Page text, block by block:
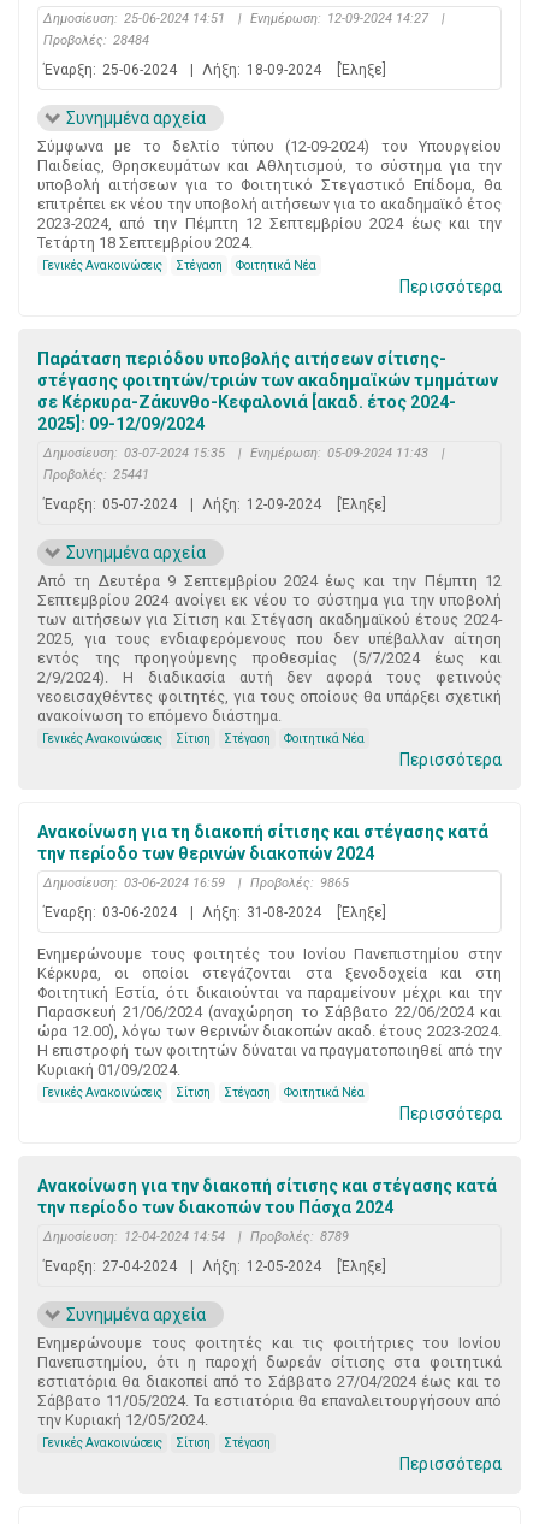
Δημοσίευση: 25-06-2024 14:51 | Ενημέρωση: 12-09-2024 14:27
|
Προβολές: 28484
Έναρξη: 25-06-2024 Λήξη: 18-09-2024 [Έληξε]
Συνημμένα αρχεία
Σύμφωνα με το δελτίο τύπου (12-09-2024) του Υπουργείου
Παιδείας, Θρησκευμάτων και Αθλητισμού, το σύστημα για την
υποβολή αιτήσεων για το Φοιτητικό Στεγαστικό Επίδομα, θα
επιτρέπει εκ νέου την υποβολή αιτήσεων για το ακαδημαϊκό έτος
2023-2024, από την Πέμπτη 12 Σεπτεμβρίου 2024 έως και την
Τετάρτη 18 Σεπτεμβρίου 2024.
Γενικές Ανακοινώσεις Στέγαση Φοιτητικά Νέα
Περισσότερα
Παράταση περιόδου υποβολής αιτήσεων σίτισης-
στέγασης φοιτητών/τριών των ακαδημαϊκών τμημάτων
σε Κέρκυρα-Ζάκυνθο-Κεφαλονιά [ακαδ. έτος 2024-
2025]: 09-12/09/2024
Δημοσίευση: 03-07-2024 15:35 | Ενημέρωση: 05-09-2024 11:43
|
Προβολές: 25441
Έναρξη: 05-07-2024 Λήξη: 12-09-2024 [Έληξε]
Συνημμένα αρχεία
Από τη Δευτέρα 9 Σεπτεμβρίου 2024 έως και την Πέμπτη 12
Σεπτεμβρίου 2024 ανοίγει εκ νέου το σύστημα για την υποβολή
των αιτήσεων για Σίτιση και Στέγαση ακαδημαϊκού έτους 2024-
2025, για τους ενδιαφερόμενους που δεν υπέβαλλαν αίτηση
εντός της προηγούμενης προθεσμίας (5/7/2024 έως και
2/9/2024). Η διαδικασία αυτή δεν αφορά τους φετινούς
νεοεισαχθέντες φοιτητές, για τους οποίους θα υπάρξει σχετική
ανακοίνωση το επόμενο διάστημα.
Γενικές Ανακοινώσεις Σίτιση Στέγαση Φοιτητικά Νέα
Περισσότερα
Ανακοίνωση για τη διακοπή σίτισης και στέγασης κατά
την περίοδο των θερινών διακοπών 2024
Δημοσίευση: 03-06-2024 16:59 | Προβολές: 9865
Έναρξη: 03-06-2024 Λήξη: 31-08-2024 [Έληξε]
Ενημερώνουμε τους φοιτητές του Ιονίου Πανεπιστημίου στην
Κέρκυρα, οι οποίοι στεγάζονται στα ξενοδοχεία και στη
Φοιτητική Εστία, ότι δικαιούνται να παραμείνουν μέχρι και την
Παρασκευή 21/06/2024 (αναχώρηση το Σάββατο 22/06/2024 και
ώρα 12.00), λόγω των θερινών διακοπών ακαδ. έτους 2023-2024.
Η επιστροφή των φοιτητών δύναται να πραγματοποιηθεί από την
Κυριακή 01/09/2024.
Γενικές Ανακοινώσεις Σίτιση Στέγαση Φοιτητικά Νέα
Περισσότερα
Ανακοίνωση για την διακοπή σίτισης και στέγασης κατά
την περίοδο των διακοπών του Πάσχα 2024
Δημοσίευση: 12-04-2024 14:54 | Προβολές: 8789
Έναρξη: 27-04-2024 Λήξη: 12-05-2024 [Έληξε]
Συνημμένα αρχεία
Ενημερώνουμε τους φοιτητές και τις φοιτήτριες του Ιονίου
Πανεπιστημίου, ότι η παροχή δωρεάν σίτισης στα φοιτητικά
εστιατόρια θα διακοπεί από το Σάββατο 27/04/2024 έως και το
Σάββατο 11/05/2024. Τα εστιατόρια θα επαναλειτουργήσουν από
την Κυριακή 12/05/2024.
Γενικές Ανακοινώσεις Σίτιση Στέγαση
Περισσότερα